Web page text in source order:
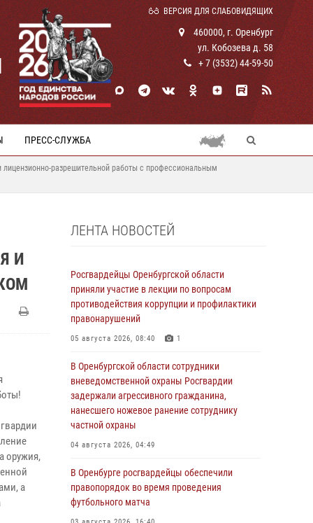
ВЕРСИЯ ДЛЯ СЛАБОВИДЯЩИХ
460000, г. Оренбург
ул. Кобозева д. 58
+ 7 (3532) 44-59-50
ПРЕСС-СЛУЖБА
лицензионно-разрешительной работы с профессиональным
И
оружия,
а
ЛЕНТА НОВОСТЕЙ
Росгвардейцы Оренбургской области
приняли участие в лекции по вопросам
противодействия коррупции и профилактики
правонарушений
05 августа 2026, 08:40 1
В Оренбургской области сотрудники
вневедомственной охраны Росгвардии
задержали агрессивного гражданина,
нанесшего ножевое ранение сотруднику
частной охраны
04 августа 2026, 04:49
В Оренбурге росгвардейцы обеспечили
правопорядок во время проведения
футбольного матча